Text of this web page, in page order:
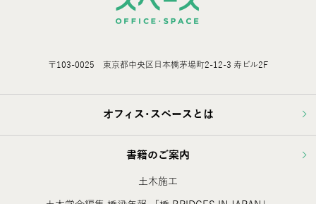
〒103-0025 東京都中央区日本橋茅場町2-12-3 寿ビル2F
オフィス･スペースとは
書籍のご案内
土木施工